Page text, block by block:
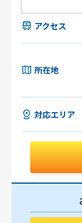
アクセス
所在地
対応エリア